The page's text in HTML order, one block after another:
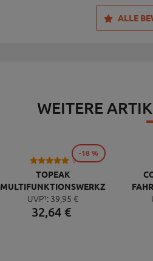
ALLE
WEITERE
9
TOPEAK
MULTIFUNKTIONSWERKZEUG
MINI 20 PRO
UVP¹: 39, 95 €
32,64€
-18 %